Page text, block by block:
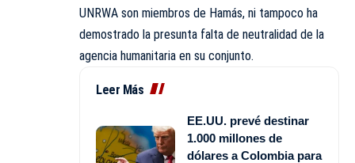
UNRWA son miembros de Hamás, ni tampoco ha
demostrado la presunta falta de neutralidad de la
agencia humanitaria en su conjunto.
Leer Más
EE.UU. prevé destinar
1.000 millones de
dólares a Colombia para